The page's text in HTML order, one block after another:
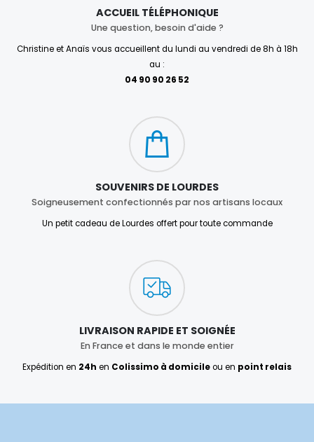
ACCUEIL TÉLÉPHONIQUE
Une question, besoin d'aide ?
Christine et Anaïs vous accueillent du lundi au vendredi de 8h à 18h
au :
04 90 90 26 52
SOUVENIRS DE LOURDES
Soigneusement confectionnés par nos artisans locaux
Un petit cadeau de Lourdes offert pour toute commande
LIVRAISON RAPIDE ET SOIGNÉE
En France et dans le monde entier
Expédition en 24h en Colissimo à domicileou en point relais